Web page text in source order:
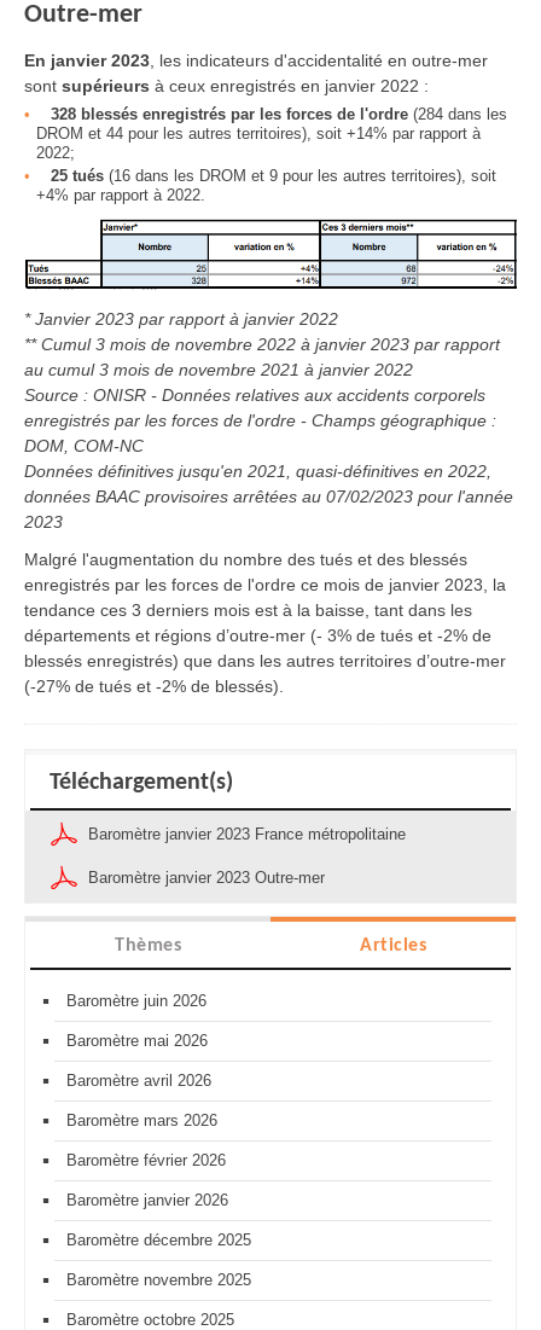
Outre-mer
En janvier 2023, les indicateurs d'accidentalité en outre-mer
sont supérieurs à ceux enregistrés en janvier 2022 :
328 blessés enregistrés par les forces de l'ordre (284 dans les
DROM et 44 pour les autres territoires), soit +14% par rapport à
2022;
25 tués (16 dans les DROM et 9 pour les autres territoires), soit
+4% par rapport à 2022.
* Janvier 2023 par rapport à janvier 2022
** Cumul 3 mois de novembre 2022 à janvier 2023 par rapport
au cumul 3 mois de novembre 2021 à janvier 2022
Source : ONISR - Données relatives aux accidents corporels
enregistrés par les forces de l'ordre - Champs géographique :
DOM, COM-NC
Données définitives jusqu'en 2021, quasi-définitives en 2022,
données BAAC provisoires arrêtées au 07/02/2023 pour l'année
2023
Malgré l'augmentation du nombre des tués et des blessés
enregistrés par les forces de l'ordre ce mois de janvier 2023, la
tendance ces 3 derniers mois est à la baisse, tant dans les
départements et régions d’outre-mer (- 3% de tués et -2% de
blessés enregistrés) que dans les autres territoires d’outre-mer
(-27% de tués et -2% de blessés).
Téléchargement(s)
Baromètre janvier 2023 France métropolitaine
Baromètre janvier 2023 Outre-mer
Thèmes Articles
Baromètre juin 2026
Baromètre mai 2026
Baromètre avril 2026
Baromètre mars 2026
Baromètre février 2026
Baromètre janvier 2026
Baromètre décembre 2025
Baromètre novembre 2025
Baromètre octobre 2025